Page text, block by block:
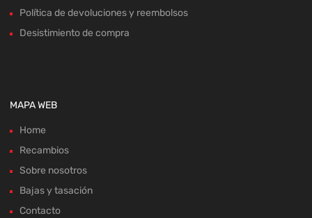
Política de devoluciones y reembolsos
Desistimiento de compra
MAPA WEB
Home
Recambios
Sobre nosotros
Bajas y tasación
Contacto